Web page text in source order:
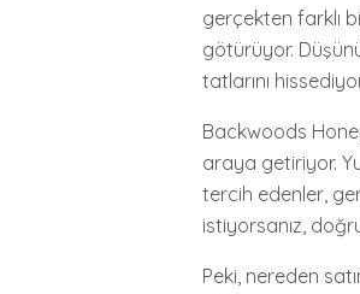
gerçekten farklı
götürüyor.
tatlarını
Backwoods
araya getiriyor.
tercih edenler,
istiyorsanız,
Peki, nereden